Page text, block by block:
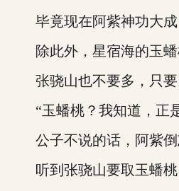
毕竟现在阿紫神功大成
除此外，星宿海的玉蟠
张骁山也不要多，只要
“玉蟠桃？我知道，正是
公子不说的话，阿紫倒
听到张骁山要取玉蟠桃